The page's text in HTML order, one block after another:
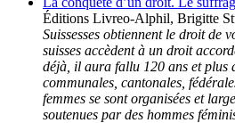
Éditions Livreo-Alphil, Brigitte
Suissesses obtiennent le droit de
suisses accèdent à un droit
déjà, il aura fallu 120 ans et plus
communales, cantonales,
femmes se sont organisées et
soutenues par des hommes